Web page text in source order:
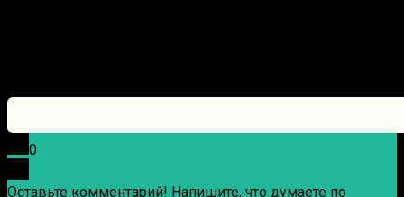
0
Оставьте комментарий! Напишите, что думаете по